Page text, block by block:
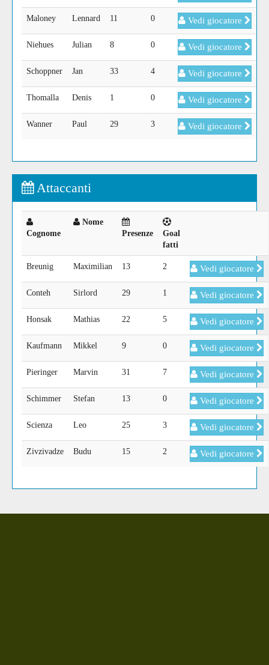
Maloney Lennard 11 0 Vedi giocatore
Niehues Julian 8 0 Vedi giocatore
Schoppner Jan 33 4 Vedi giocatore
Thomalla Denis 1 0 Vedi giocatore
Wanner Paul 29 3 Vedi giocatore
Attaccanti
Cognome
Nome
Presenze
Goal
fatti
Breunig Maximilian 13 2 Vedi giocatore
Conteh Sirlord 29 1 Vedi giocatore
Honsak Mathias 22 5 Vedi giocatore
Kaufmann Mikkel 9 0 Vedi giocatore
Pieringer Marvin 31 7 Vedi giocatore
Schimmer Stefan 13 0 Vedi giocatore
Scienza Leo 25 3 Vedi giocatore
Zivzivadze Budu 15 2 Vedi giocatore